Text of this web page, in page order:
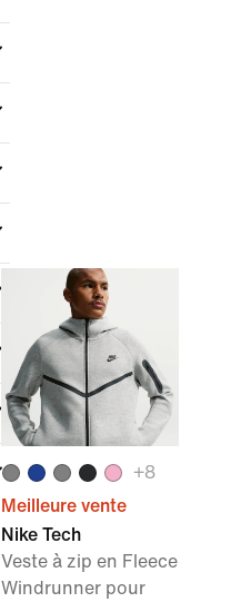
+8
Meilleure vente
Nike Tech
Veste à zip en Fleece
Windrunner pour